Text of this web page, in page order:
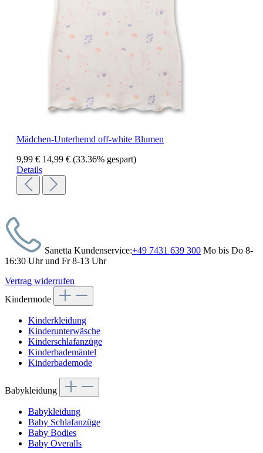
Mädchen-Unterhemd off-white Blumen
9,99 € 14,99 € (33.36% gespart)
Details
Sanetta Kundenservice:+49 7431 639 300 Mo bis Do 8-
16:30 Uhr und Fr 8-13 Uhr
Vertrag widerrufen
Kindermode
Kinderkleidung
Kinderunterwäsche
Kinderschlafanzüge
Kinderbademäntel
Kinderbademode
Babykleidung
Babykleidung
Baby Schlafanzüge
Baby Bodies
Baby Overalls